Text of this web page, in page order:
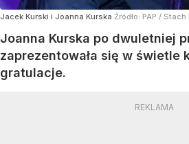
Jacek Kurski i Joanna Kurska Źródło: PAP / Stach
Joanna Kurska po dwuletniej
zaprezentowała się w świetle
gratulacje.